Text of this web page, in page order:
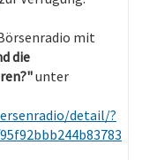
mit
die
unter
detail/?